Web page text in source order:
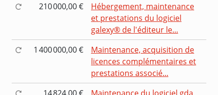
210 000,00 €
Hébergement, maintenance
et prestations du logiciel
galexy® de l'éditeur le...
1 400 000,00 €
Maintenance, acquisition de
licences complémentaires et
prestations associé...